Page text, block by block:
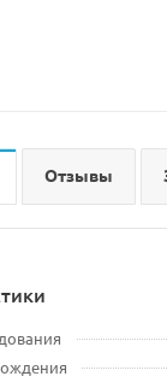
Отзывы